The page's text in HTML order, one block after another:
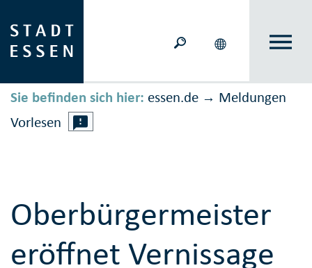
Sie befinden sich hier: essen.de → Meldungen
Vorlesen
Oberbürgermeister
eröffnet Vernissage